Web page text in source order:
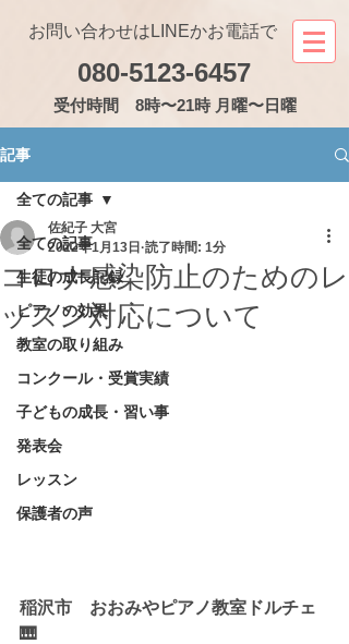
080-5123-6457
お問い合わせはLINEかお電話で
受付時間 8時〜21時 月曜〜日曜
記事
全ての記事
生徒の成長記録
ピアノの効果
教室の取り組み
コンクール・受賞実績
子どもの成長・習い事
発表会
レッスン
保護者の声
全ての記事
コロナ感染防止のためのレ
ッスン対応について
佐紀子 大宮
2022年1月13日 読了時間: 1分
稲沢市　おおみやピアノ教室ドルチェ
🎹